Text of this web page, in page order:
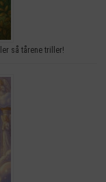
så tårene triller!